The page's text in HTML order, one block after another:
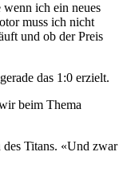
ich ein neues
muss ich nicht
und ob der Preis
das 1:0 erzielt.
beim Thema
Titans. «Und zwar